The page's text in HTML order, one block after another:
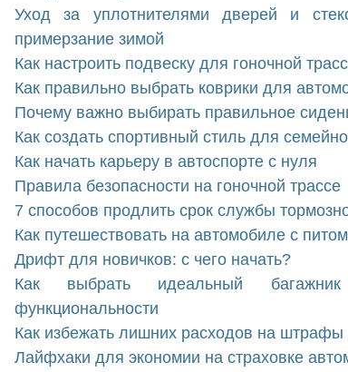
Уход за уплотнителями дверей и
примерзание зимой
Как настроить подвеску для гоночной
Как правильно выбрать коврики для
Почему важно выбирать правильное
Как создать спортивный стиль для
Как начать карьеру в автоспорте с нуля
Правила безопасности на гоночной трассе
7 способов продлить срок службы
Как путешествовать на автомобиле с
Дрифт для новичков: с чего начать?
Как выбрать идеальный
функциональности
Как избежать лишних расходов на штрафы
Лайфхаки для экономии на страховке